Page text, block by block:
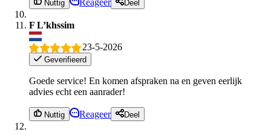
Nuttig Deel
F L’khssim
23-5-2026
Geverifieerd
Goede service! En komen afspraken na en geven eerlijk
advies echt een aanrader!
Nuttig Reageer Deel